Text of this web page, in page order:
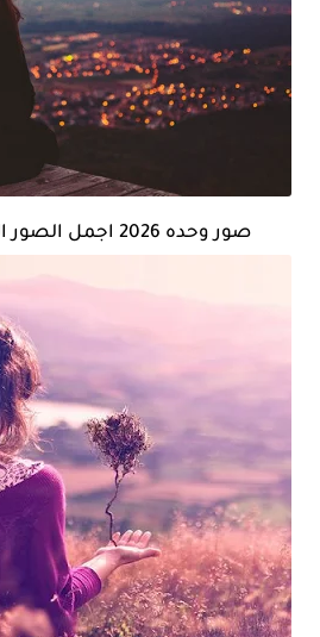
صور وحده 2026 اجمل الصور المعبرة عن الوحده